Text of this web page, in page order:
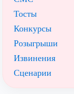
Тосты
Конкурсы
Розыгрыши
Извинения
Сценарии